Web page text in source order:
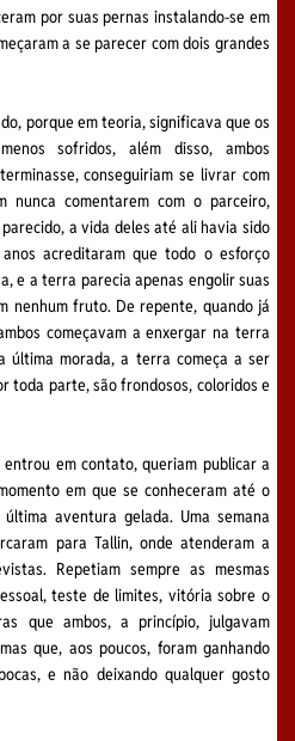
por suas pernas instalando-se em
a se parecer com dois grandes
porque em teoria, significava que os
sofridos, além disso, ambos
conseguiriam se livrar com
nunca comentarem com o parceiro,
a vida deles até ali havia sido
acreditaram que todo o esforço
e a terra parecia apenas engolir suas
nenhum fruto. De repente, quando já
começavam a enxergar na terra
última morada, a terra começa a ser
toda parte, são frondosos, coloridos e
em contato, queriam publicar a
em que se conheceram até o
aventura gelada. Uma semana
para Tallin, onde atenderam a
Repetiam sempre as mesmas
teste de limites, vitória sobre o
que ambos, a princípio, julgavam
que, aos poucos, foram ganhando
e não deixando qualquer gosto